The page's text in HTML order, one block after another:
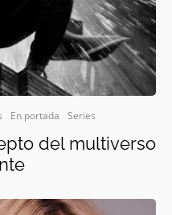
En portada Series
del multiverso